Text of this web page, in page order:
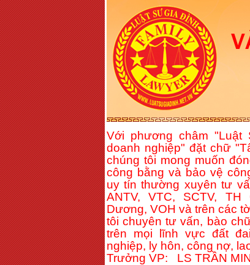
Với phương châm
doanh nghiệp" đặt chữ
chúng tôi mong muốn
công bằng và bảo vệ
uy tín thường xuyên tư
ANTV, VTC, SCTV,
Dương, VOH và trên các
tôi chuyên tư vấn, bào
trên mọi lĩnh vực đất
nghiệp, ly hôn, công nợ,
Trưởng VP: LS TRẦN